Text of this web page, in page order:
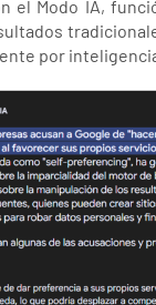
el Modo IA,
por